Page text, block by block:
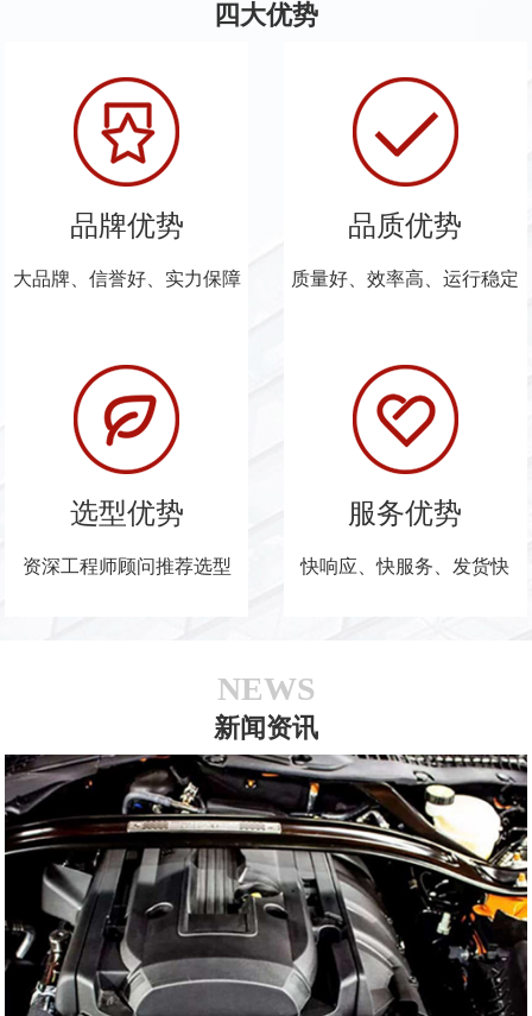
四大优势
品牌优势
大品牌、信誉好、实力保障
品质优势
质量好、效率高、运行稳定
选型优势
资深工程师顾问推荐选型
服务优势
快响应、快服务、发货快
NEWS
新闻资讯